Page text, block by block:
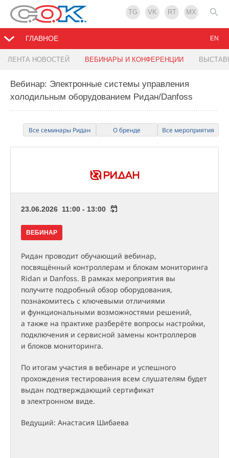
TG VK RT MX
ГЛАВНОЕ
ЛЕНТА НОВОСТЕЙ ВЕБИНАРЫ И КОНФЕРЕНЦИИ
EN
Вебинар: Электронные системы управления
холодильным оборудованием Ридан/Danfoss
Все семинары Ридан О бренде Все мероприятия
23.06.2026 11:00 - 13:00
ВЕБИНАР
Ридан проводит обучающий вебинар,
посвящённый контроллерам и блокам мониторинга
Ridan и Danfoss. В рамках мероприятия вы
получите подробный обзор оборудования,
познакомитесь с ключевыми отличиями
и функциональными возможностями решений,
а также на практике разберёте вопросы настройки,
подключения и сервисной замены контроллеров
и блоков мониторинга.
По итогам участия в вебинаре и успешного
прохождения тестирования всем слушателям будет
выдан подтверждающий сертификат
в электронном виде.
Ведущий: Анастасия Шибаева